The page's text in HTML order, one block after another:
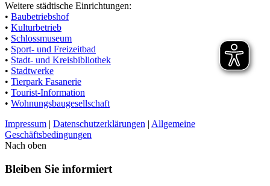
Weitere städtische Einrichtungen:
• Baubetriebshof
• Kulturbetrieb
• Schlossmuseum
• Sport- und Freizeitbad
• Stadt- und Kreisbibliothek
• Stadtwerke
• Tierpark Fasanerie
• Tourist-Information
• Wohnungsbaugesellschaft
Impressum | Datenschutzerklärungen | Allgemeine
Geschäftsbedingungen
Nach oben
Bleiben Sie informiert